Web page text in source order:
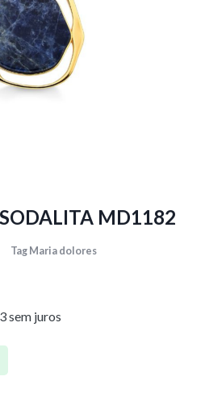
MD1182
Tag Maria dolores
sem juros